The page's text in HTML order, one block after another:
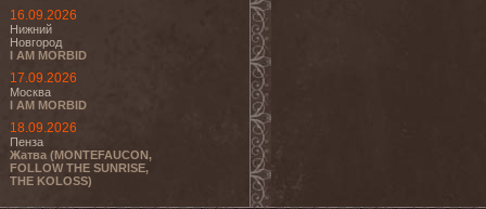
16.09.2026
Нижний
Новгород
I AM MORBID
17.09.2026
Москва
I AM MORBID
18.09.2026
Пенза
Жатва (MONTEFAUCON,
FOLLOW THE SUNRISE,
THE KOLOSS)